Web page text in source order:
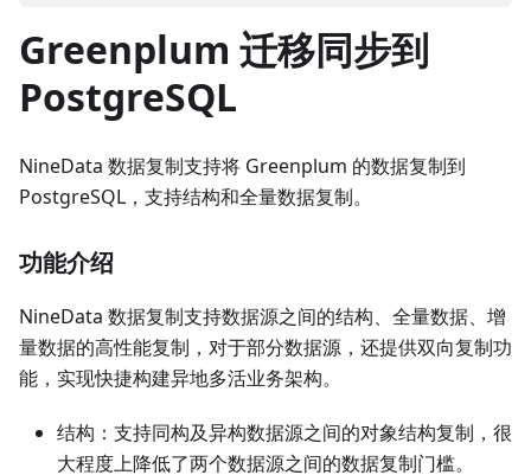
Greenplum 迁移同步到
PostgreSQL
NineData 数据复制支持将 Greenplum 的数据复制到
PostgreSQL，支持结构和全量数据复制。
功能介绍
NineData 数据复制支持数据源之间的结构、全量数据、增
量数据的高性能复制，对于部分数据源，还提供双向复制功
能，实现快捷构建异地多活业务架构。
结构：支持同构及异构数据源之间的对象结构复制，很
大程度上降低了两个数据源之间的数据复制门槛。